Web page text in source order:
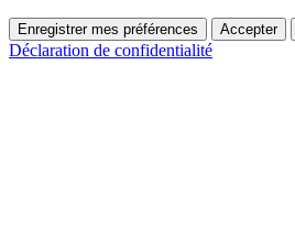
Enregistrer mes préférences Accepter
Déclaration de confidentialité